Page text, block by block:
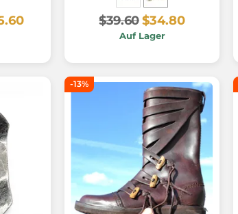
$39.60$34.80
Auf Lager
-13%